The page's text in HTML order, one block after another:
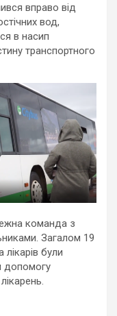
вправо від
вод,
в насип
транспортного
команда з
Загалом 19
були
допомогу